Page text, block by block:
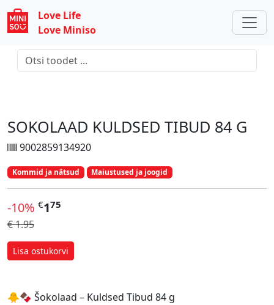
Love Life
Love Miniso
SOKOLAAD KULDSED TIBUD 84 G
9002859134920
Kommid ja nätsud Maiustused ja joogid
-10% €175
€ 1.95
Lisa ostukorvi
🐥🍫 Šokolaad – Kuldsed Tibud 84 g